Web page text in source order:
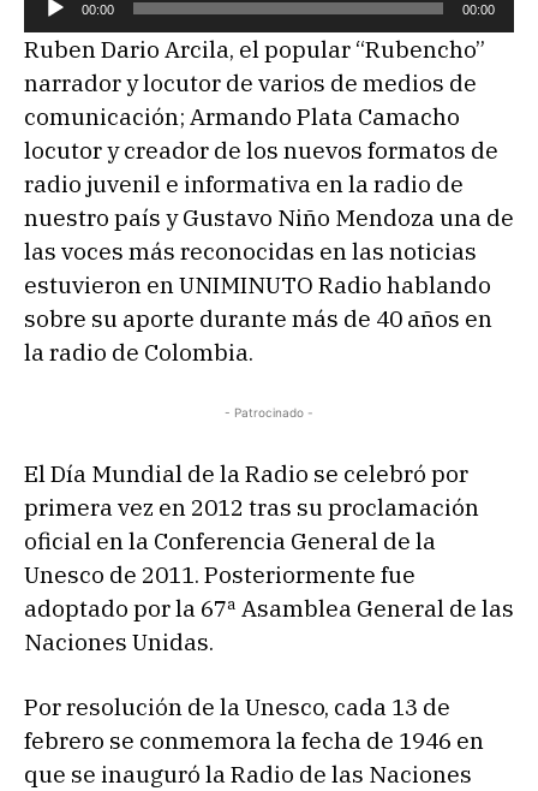
e
p
r
o
d
u
c
t
o
r
d
u
d
i
o
00:00 00:00
Ruben Dario Arcila, el popular “Rubencho”
narrador y locutor de varios de medios de
comunicación; Armando Plata Camacho
locutor y creador de los nuevos formatos de
radio juvenil e informativa en la radio de
nuestro país y Gustavo Niño Mendoza una de
las voces más reconocidas en las noticias
estuvieron en UNIMINUTO Radio hablando
sobre su aporte durante más de 40 años en
la radio de Colombia.
- Patrocinado -
El Día Mundial de la Radio se celebró por
primera vez en 2012 tras su proclamación
oficial en la Conferencia General de la
Unesco de 2011. Posteriormente fue
adoptado por la 67ª Asamblea General de las
Naciones Unidas.
Por resolución de la Unesco, cada 13 de
febrero se conmemora la fecha de 1946 en
que se inauguró la Radio de las Naciones